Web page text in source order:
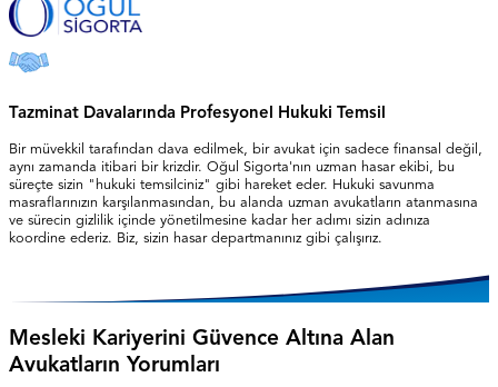
Tazminat Davalarında Profesyonel Hukuki Temsil
Bir müvekkil tarafından dava edilmek, bir avukat için sadece finansal değil,
aynı zamanda itibari bir krizdir. Oğul Sigorta'nın uzman hasar ekibi, bu
süreçte sizin "hukuki temsilciniz" gibi hareket eder. Hukuki savunma
masraflarınızın karşılanmasından, bu alanda uzman avukatların atanmasına
ve sürecin gizlilik içinde yönetilmesine kadar her adımı sizin adınıza
koordine ederiz. Biz, sizin hasar departmanınız gibi çalışırız.
Mesleki Kariyerini Güvence Altına Alan
Avukatların Yorumları